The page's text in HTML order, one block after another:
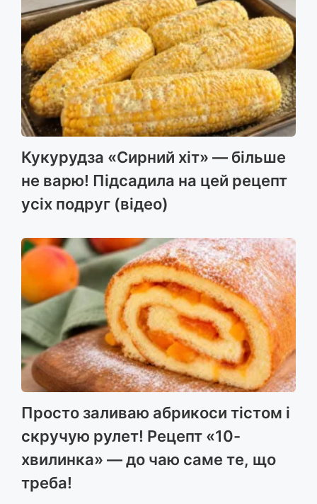
Кукурудза «Сирний хіт» — більше
не варю! Підсадила на цей рецепт
усіх подруг (відео)
Просто заливаю абрикоси тістом і
скручую рулет! Рецепт «10-
хвилинка» — до чаю саме те, що
треба!